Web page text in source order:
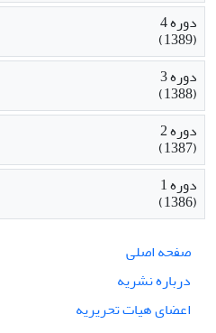
دوره 4
(1389)
دوره 3
(1388)
دوره 2
(1387)
دوره 1
(1386)
صفحه اصلی
درباره نشریه
اعضای هیات تحریریه